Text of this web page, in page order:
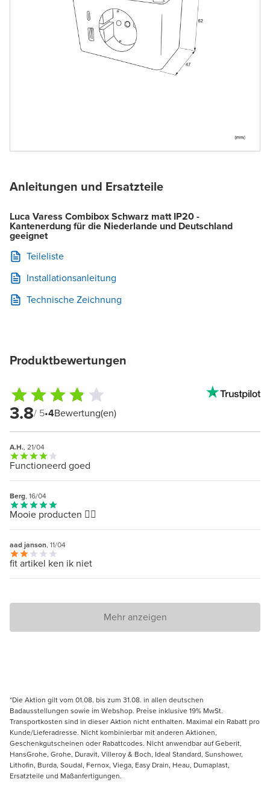
Anleitungen und Ersatzteile
Luca Varess Combibox Schwarz matt IP20 -
Kantenerdung für die Niederlande und Deutschland
geeignet
Teileliste
Installationsanleitung
Technische Zeichnung
Produktbewertungen
3.8/ 5•4Bewertung(en)
A.H., 21/04
Functioneerd goed
Berg, 16/04
Mooie producten 👍🏻
aad janson, 11/04
fit artikel ken ik niet
Mehr anzeigen
*Die Aktion gilt vom 01.08. bis zum 31.08. in allen deutschen
Badausstellungen sowie im Webshop. Preise inklusive 19% MwSt.
Transportkosten sind in dieser Aktion nicht enthalten. Maximal ein Rabatt pro
Kunde/Lieferadresse. Nicht kombinierbar mit anderen Aktionen,
Geschenkgutscheinen oder Rabattcodes. Nicht anwendbar auf Geberit,
HansGrohe, Grohe, Duravit, Villeroy & Boch, Ideal Standard, Sunshower,
Lithofin, Burda, Soudal, Fernox, Viega, Easy Drain, Heau, Dumaplast,
Ersatzteile und Maßanfertigungen.